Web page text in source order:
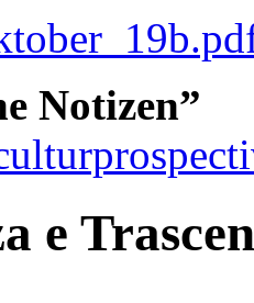
Notizen”
e